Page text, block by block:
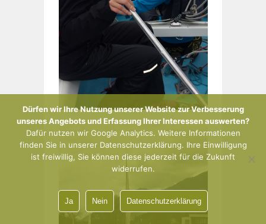
Dürfen wir Ihre Nutzung unserer Website zur Verbesserung
unseres Angebots und Erfassung Ihrer Interessen auswerten?
Dafür nutzen wir Google Analytics. Weitere Informationen
finden Sie in unserer Datenschutzerklärung. Ihre Einwilligung
ist freiwillig, Sie können diese jederzeit für die Zukunft
widerrufen.
Ja Nein Datenschutzerklärung